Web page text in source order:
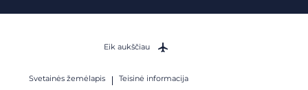
Svetainės žemėlapis
Teisinė informacija
Eik aukščiau